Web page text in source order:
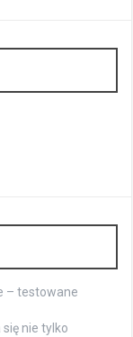
– testowane
nie tylko